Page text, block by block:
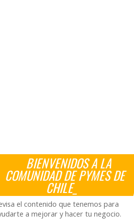
BIENVENIDOS A LA
COMUNIDAD DE PYMES DE
CHILE_
el contenido que tenemos para
a mejorar y hacer tu negocio.